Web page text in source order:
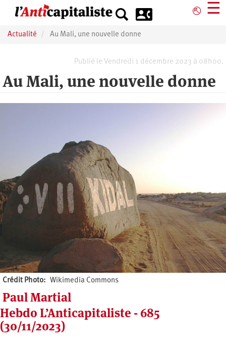
principal
⎋ ☰
Actualité Au Mali, une nouvelle donne
Publié le Vendredi 1 décembre 2023 à 08h00.
Au Mali, une nouvelle donne
Crédit Photo Wikimedia Commons
Paul Martial
Hebdo L’Anticapitaliste - 685
(30/11/2023)